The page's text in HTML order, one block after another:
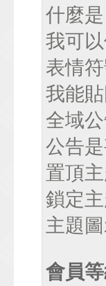
什麼
我可
表情
我能
全域
公告
置頂
鎖定
主題
會員